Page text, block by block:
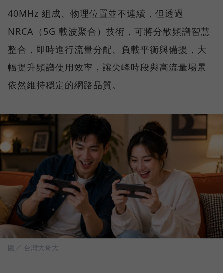
40MHz 組成、物理位置並不連續，但透過
NRCA（5G 載波聚合）技術，可將分散頻譜智慧
整合，即時進行流量分配、負載平衡與備援，大
幅提升頻譜使用效率，讓尖峰時段與高流量場景
依然維持穩定的網路品質。
圖／ 台灣大哥大